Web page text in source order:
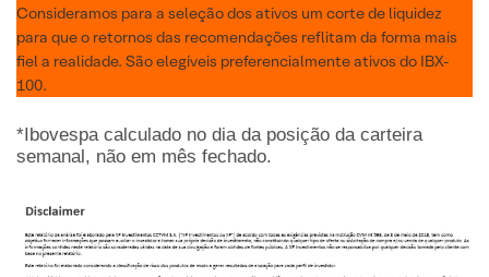
Consideramos para a seleção dos ativos um corte de liquidez
para que o retornos das recomendações reflitam da forma mais
fiel a realidade. São elegíveis preferencialmente ativos do IBX-
100.
*Ibovespa calculado no dia da posição da carteira
semanal, não em mês fechado.